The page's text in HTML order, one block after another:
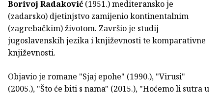
Borivoj Radaković (1951.) mediteransko je
(zadarsko) djetinjstvo zamijenio kontinentalnim
(zagrebačkim) životom. Završio je studij
jugoslavenskih jezika i književnosti te komparativne
književnosti.
Objavio je romane "Sjaj epohe" (1990.), "Virusi"
(2005.), "Što će biti s nama" (2015.), "Hoćemo li sutra u